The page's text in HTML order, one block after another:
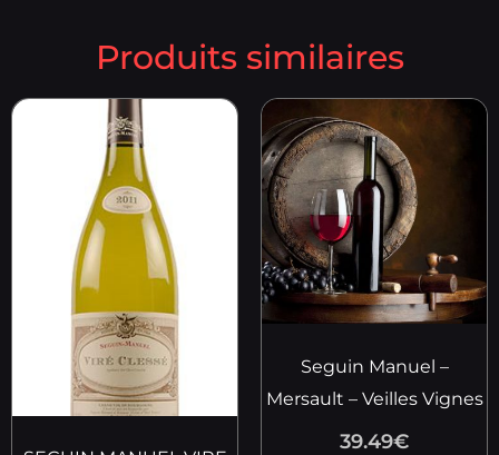
Produits similaires
Seguin Manuel –
Mersault – Veilles Vignes
39.49€